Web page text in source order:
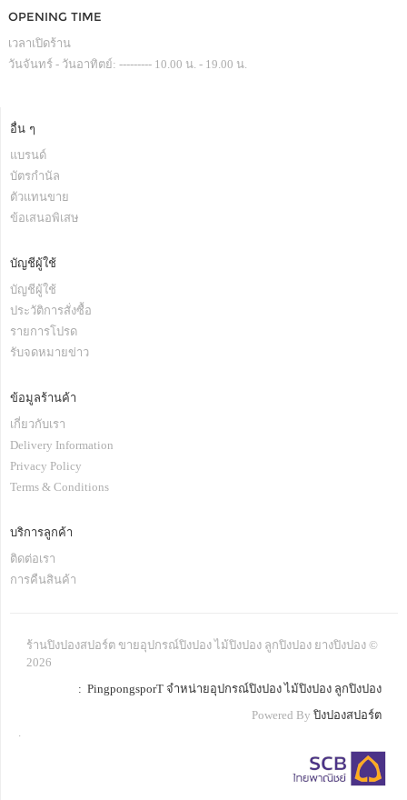
OPENING TIME
เวลาเปิดร้าน
วันจันทร์ - วันอาทิตย์: --------- 10.00 น. - 19.00 น.
อื่น ๆ
แบรนด์
บัตรกำนัล
ตัวแทนขาย
ข้อเสนอพิเสษ
บัญชีผู้ใช้
บัญชีผู้ใช้
ประวัติการสั่งซื้อ
รายการโปรด
รับจดหมายข่าว
ข้อมูลร้านค้า
เกี่ยวกับเรา
Delivery Information
Privacy Policy
Terms & Conditions
บริการลูกค้า
ติดต่อเรา
การคืนสินค้า
ร้านปิงปองสปอร์ต ขายอุปกรณ์ปิงปอง ไม้ปิงปอง ลูกปิงปอง ยางปิงปอง ©
2026
: PingpongsporT จำหน่ายอุปกรณ์ปิงปอง ไม้ปิงปอง ลูกปิงปอง
Powered By ปิงปองสปอร์ต